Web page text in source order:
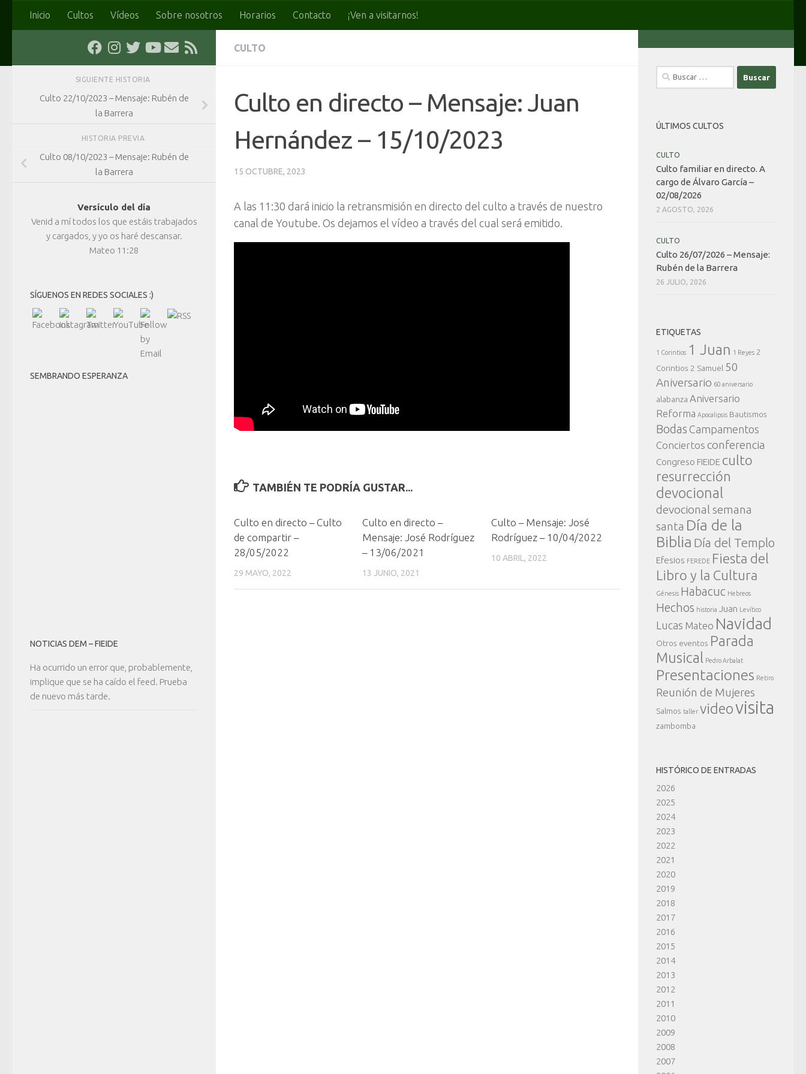
Saltar al contenido
Inicio Cultos Vídeos Sobre nosotros Horarios Contacto ¡Ven a visitarnos!
CULTO
Culto en directo – Mensaje: Juan
Hernández – 15/10/2023
15 OCTUBRE, 2023
A las 11:30 dará inicio la retransmisión en directo del culto a través de nuestro
canal de Youtube. Os dejamos el vídeo a través del cual será emitido.
TAMBIÉN TE PODRÍA GUSTAR...
Culto en directo – Culto
de compartir –
28/05/2022
29 MAYO, 2022
Culto en directo –
Mensaje: José Rodríguez
– 13/06/2021
13 JUNIO, 2021
Culto – Mensaje: José
Rodríguez – 10/04/2022
10 ABRIL, 2022
SIGUIENTE HISTORIA
Culto 22/10/2023 – Mensaje: Rubén de
la Barrera
HISTORIA PREVIA
Culto 08/10/2023 – Mensaje: Rubén de
la Barrera
Versículo del día
Venid a mí todos los que estáis trabajados
y cargados, y yo os haré descansar.
Mateo 11:28
SÍGUENOS EN REDES SOCIALES :)
SEMBRANDO ESPERANZA
NOTICIAS DEM – FIEIDE
Ha ocurrido un error que, probablemente,
implique que se ha caído el feed. Prueba
de nuevo más tarde.
Buscar:
ÚLTIMOS CULTOS
CULTO
Culto familiar en directo. A
cargo de Álvaro García –
02/08/2026
2 AGOSTO, 2026
CULTO
Culto 26/07/2026 – Mensaje:
Rubén de la Barrera
26 JULIO, 2026
ETIQUETAS
1 Corintios 1 Juan 1 Reyes 2
Corintios 2 Samuel 50
Aniversario 60 aniversario
alabanza Aniversario
Reforma Apocalipsis Bautismos
Bodas Campamentos
Conciertos conferencia
Congreso FIEIDE culto
resurrección
devocional
devocional semana
santa Día de la
Biblia Día del Templo
Efesios FEREDE Fiesta del
Libro y la Cultura
Génesis Habacuc Hebreos
Hechos historia Juan Levítico
Lucas Mateo Navidad
Otros eventos Parada
Musical
Pedro Arbalat
Presentaciones Retiro
Reunión de Mujeres
Salmos taller videovisita
zambomba
HISTÓRICO DE ENTRADAS
2026
2025
2024
2023
2022
2021
2020
2019
2018
2017
2016
2015
2014
2013
2012
2011
2010
2009
2008
2007